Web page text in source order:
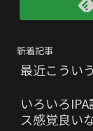
新着記事
最近こうい
いろいろ
ス感覚良い